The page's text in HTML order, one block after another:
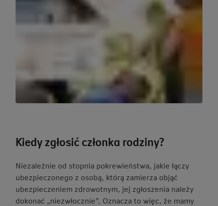
Kiedy zgłosić członka rodziny?
Niezależnie od stopnia pokrewieństwa, jakie łączy
ubezpieczonego z osobą, którą zamierza objąć
ubezpieczeniem zdrowotnym, jej zgłoszenia należy
dokonać „niezwłocznie”. Oznacza to więc, że mamy